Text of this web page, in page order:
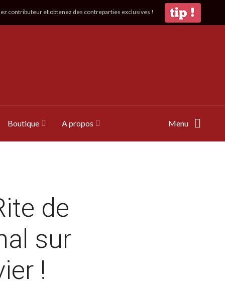
contributeur et obtenez des contreparties exclusives !
Boutique A propos Menu
de
sur
!